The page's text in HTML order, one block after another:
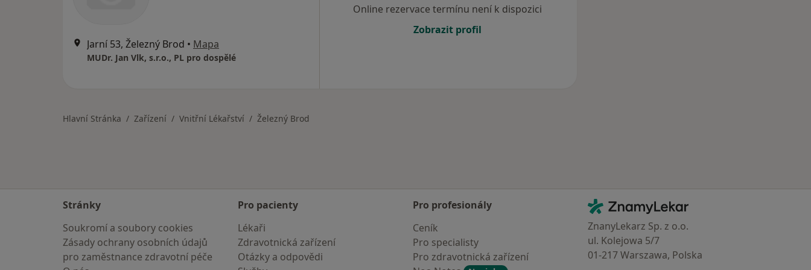
Jarní 53, Železný Brod • Mapa
MUDr. Jan Vlk, s.r.o., PL pro dospělé
Online rezervace termínu není k dispozici
Zobrazit profil
Hlavní Stránka Zařízení Vnitřní Lékařství Železný Brod
Stránky
Soukromí a soubory cookies
Zásady ochrany osobních údajů
pro zaměstnance zdravotní péče
Pro pacienty
Lékaři
Zdravotnická zařízení
Otázky a odpovědi
Pro profesionály
Ceník
Pro specialisty
Pro zdravotnická zařízení
Kontakt
ZnamyLekar - Hlavní stránka
ZnanyLekarz Sp. z o.o.
ul. Kolejowa 5/7
01-217 Warszawa, Polska